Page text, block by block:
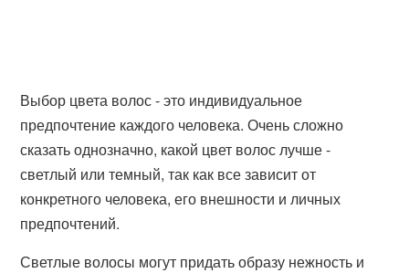
Выбор цвета волос - это индивидуальное
предпочтение каждого человека. Очень сложно
сказать однозначно, какой цвет волос лучше -
светлый или темный, так как все зависит от
конкретного человека, его внешности и личных
предпочтений.
Светлые волосы могут придать образу нежность и